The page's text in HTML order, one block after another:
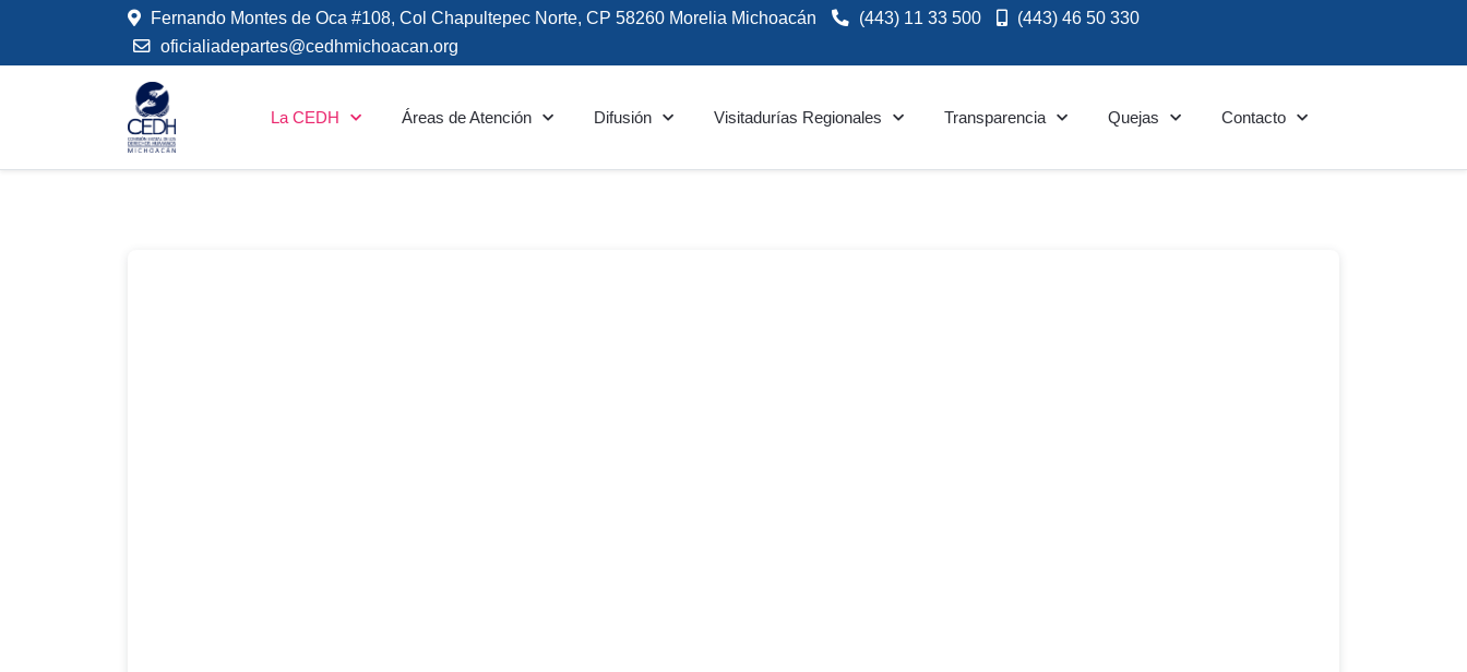
Fernando Montes de Oca #108, Col Chapultepec Norte, CP 58260 Morelia Michoacán (443) 11 33 500
(443) 46 50 330
oficialiadepartes@cedhmichoacan.org
La CEDH Áreas de Atención Difusión Visitadurías Regionales Transparencia Quejas Contacto